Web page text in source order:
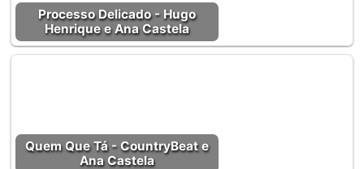
Processo Delicado - Hugo
Henrique e Ana Castela
Quem Que Tá - CountryBeat e
Ana Castela